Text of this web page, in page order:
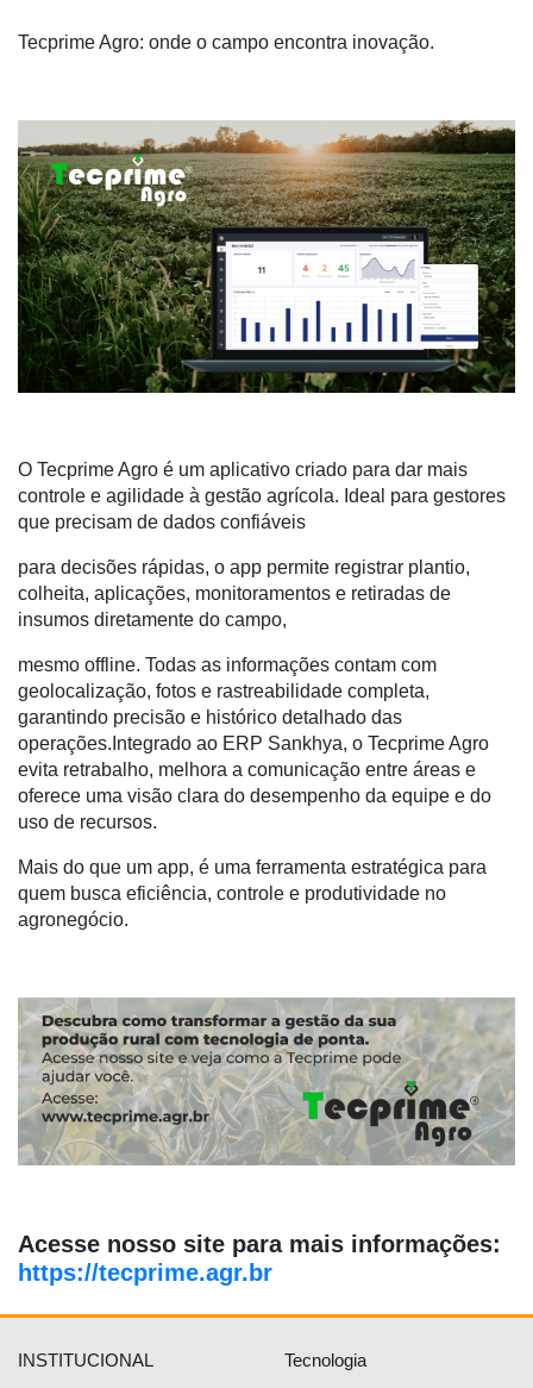
Software
Empresarial
Recursos
Hídricos
Membros
Liberali
Netrin
Néctar
Lean
Way
Consulting
Manager
ONE
Tecprime Agro: onde o campo encontra inovação.
O Tecprime Agro é um aplicativo criado para dar mais
controle e agilidade à gestão agrícola. Ideal para gestores
que precisam de dados confiáveis
para decisões rápidas, o app permite registrar plantio,
colheita, aplicações, monitoramentos e retiradas de
insumos diretamente do campo,
mesmo offline. Todas as informações contam com
geolocalização, fotos e rastreabilidade completa,
garantindo precisão e histórico detalhado das
operações.Integrado ao ERP Sankhya, o Tecprime Agro
evita retrabalho, melhora a comunicação entre áreas e
oferece uma visão clara do desempenho da equipe e do
uso de recursos.
Mais do que um app, é uma ferramenta estratégica para
quem busca eficiência, controle e produtividade no
agronegócio.
Acesse nosso site para mais informações:
https://tecprime.agr.br
INSTITUCIONAL Tecnologia